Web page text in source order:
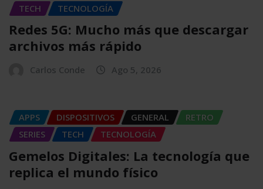
TECH
TECNOLOGÍA
Redes 5G: Mucho más que descargar
archivos más rápido
Carlos Conde Ago 5, 2026
APPS DISPOSITIVOS GENERAL
RETRO
SERIES
TECH TECNOLOGÍA
Gemelos Digitales: La tecnología que
replica el mundo físico